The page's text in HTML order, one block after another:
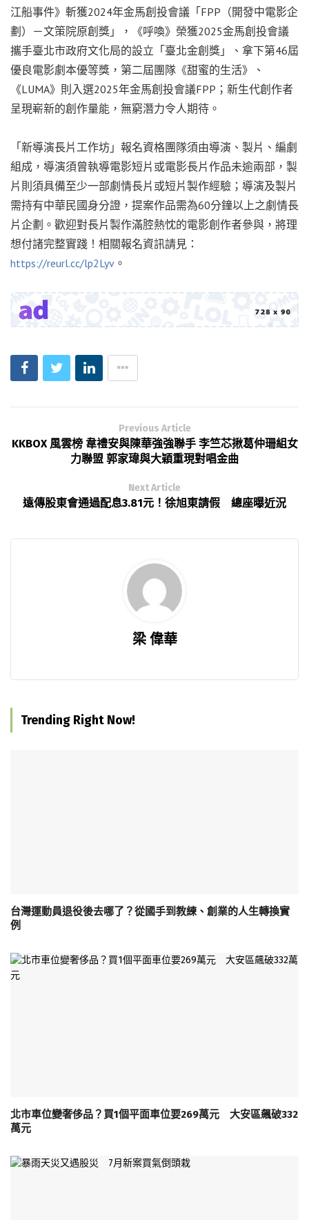
江船事件》斬獲2024年金馬創投會議「FPP（開發中電影企
劃）－文策院原創獎」，《呼喚》榮獲2025金馬創投會議
攜手臺北市政府文化局的設立「臺北金創獎」、拿下第46屆
優良電影劇本優等獎，第二屆團隊《甜蜜的生活》、
《LUMA》則入選2025年金馬創投會議FPP；新生代創作者
呈現嶄新的創作量能，無窮潛力令人期待。
「新導演長片工作坊」報名資格團隊須由導演、製片、編劇
組成，導演須曾執導電影短片或電影長片作品未逾兩部，製
片則須具備至少一部劇情長片或短片製作經驗；導演及製片
需持有中華民國身分證，提案作品需為60分鐘以上之劇情長
片企劃。歡迎對長片製作滿腔熱忱的電影創作者參與，將理
想付諸完整實踐！相關報名資訊請見：
https://reurl.cc/lp2Lyv 。
Previous Article
KKBOX 風雲榜 韋禮安與陳華強強聯手 李竺芯揪葛仲珊組女
力聯盟 郭家瑋與大穎重現對唱金曲
Next Article
遠傳股東會通過配息3.81元！徐旭東請假 總座曝近況
梁 偉華
Trending Right Now!
台灣運動員退役後去哪了？從國手到教練、創業的人生轉換實
例
北市車位變奢侈品？買1個平面車位要269萬元 大安區飆破332
萬元